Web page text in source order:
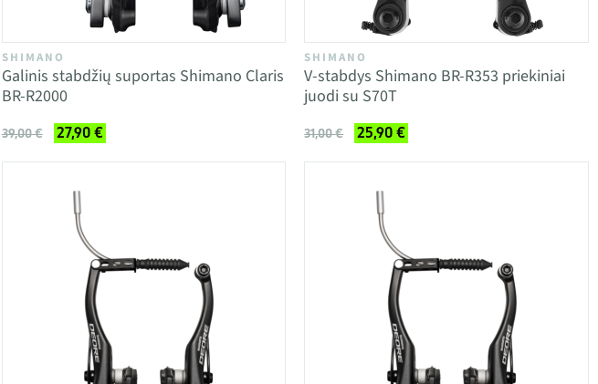
SHIMANO
Galinis stabdžių suportas Shimano Claris
BR-R2000
39,00 € 27,90 €
SHIMANO
V-stabdys Shimano BR-R353 priekiniai
juodi su S70T
31,00 € 25,90 €